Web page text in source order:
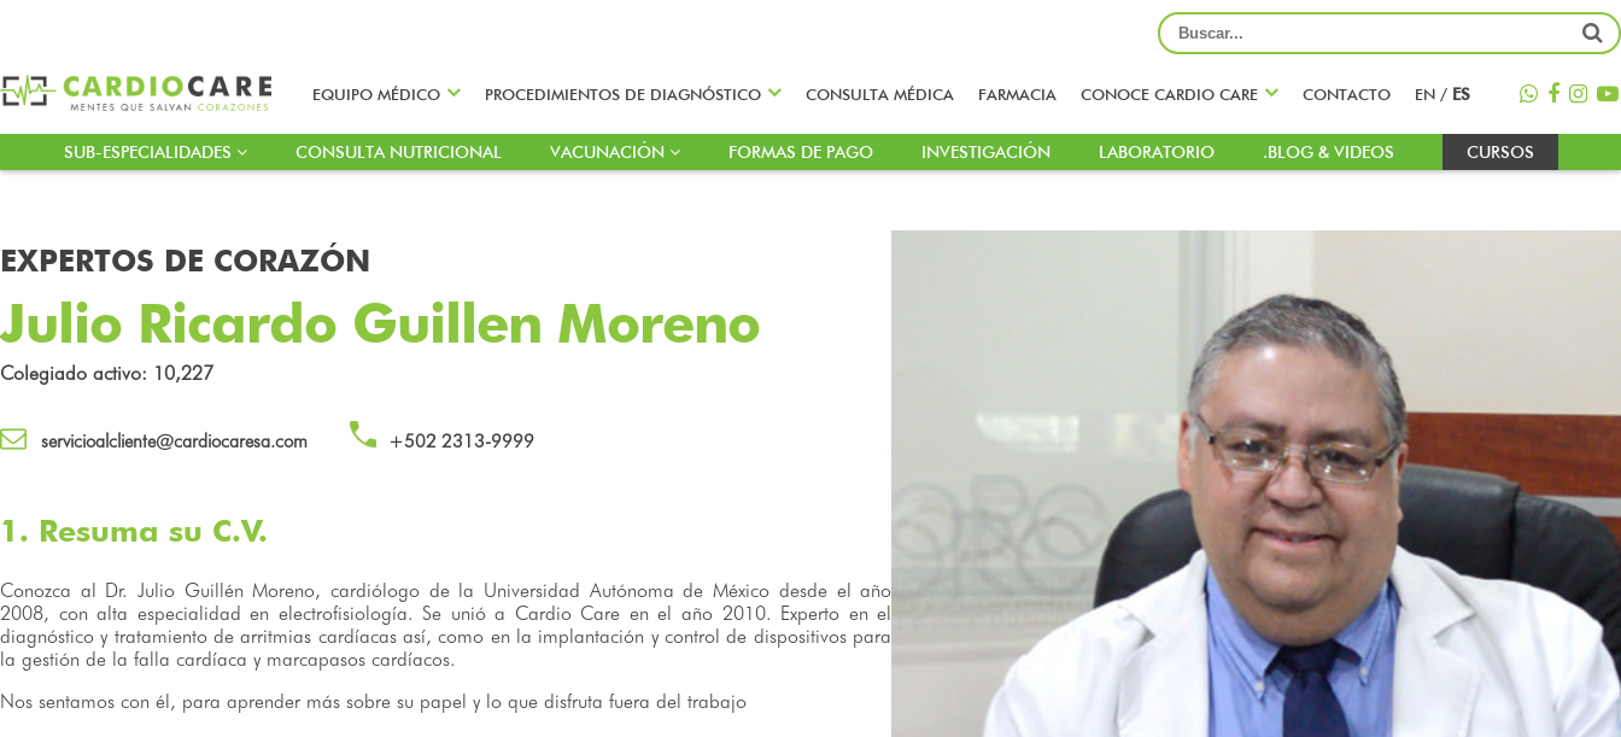
EQUIPO MÉDICO PROCEDIMIENTOS DE DIAGNÓSTICO CONSULTA MÉDICA FARMACIA CONOCE CARDIO CARE CONTACTO EN / ES
SUB-ESPECIALIDADES CONSULTA NUTRICIONAL VACUNACIÓN FORMAS DE PAGO INVESTIGACIÓN LABORATORIO .BLOG & VIDEOS CURSOS
EXPERTOS DE CORAZÓN
Julio Ricardo Guillen Moreno
Colegiado activo: 10,227
servicioalcliente@cardiocaresa.com +502 2313-9999
1. Resuma su C.V.
Conozca al Dr. Julio Guillén Moreno, cardiólogo de la Universidad Autónoma de México desde el año
2008, con alta especialidad en electrofisiología. Se unió a Cardio Care en el año 2010. Experto en el
diagnóstico y tratamiento de arritmias cardíacas así, como en la implantación y control de dispositivos para
la gestión de la falla cardíaca y marcapasos cardíacos.
Nos sentamos con él, para aprender más sobre su papel y lo que disfruta fuera del trabajo